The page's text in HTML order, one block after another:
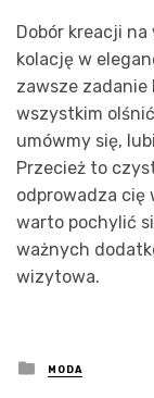
Dobór kreacji
kolację w
zawsze zadanie
wszystkim
umówmy się,
Przecież to
odprowadza cię
warto pochylić
ważnych
wizytowa.
Posted
in
MODA